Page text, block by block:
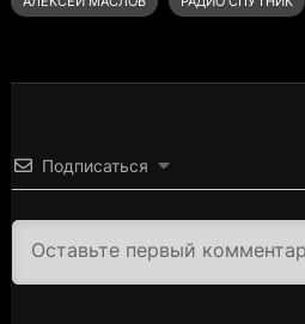
Подписаться